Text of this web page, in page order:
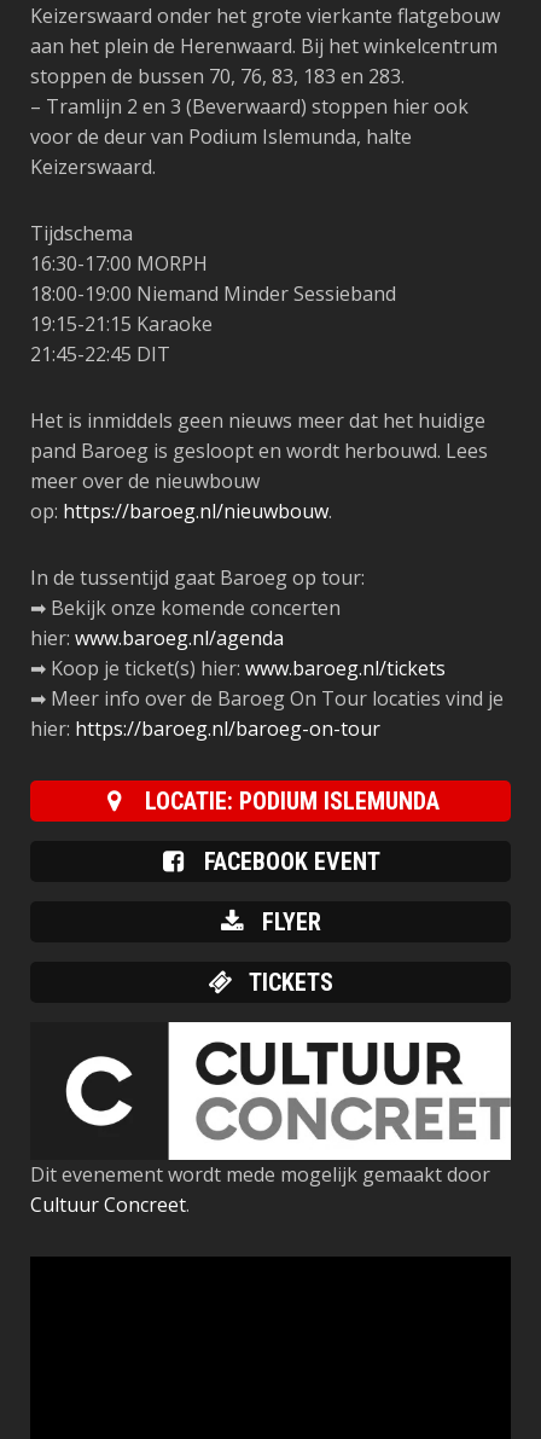
Keizerswaard onder het grote vierkante flatgebouw
aan het plein de Herenwaard. Bij het winkelcentrum
stoppen de bussen 70, 76, 83, 183 en 283.
– Tramlijn 2 en 3 (Beverwaard) stoppen hier ook
voor de deur van Podium Islemunda, halte
Keizerswaard.
Tijdschema
16:30-17:00 MORPH
18:00-19:00 Niemand Minder Sessieband
19:15-21:15 Karaoke
21:45-22:45 DIT
️Het is inmiddels geen nieuws meer dat het huidige
pand Baroeg is gesloopt en wordt herbouwd. Lees
meer over de nieuwbouw
op: https://baroeg.nl/nieuwbouw.
In de tussentijd gaat Baroeg op tour:
➡ Bekijk onze komende concerten
hier: www.baroeg.nl/agenda
➡ Koop je ticket(s) hier: www.baroeg.nl/tickets
➡ Meer info over de Baroeg On Tour locaties vind je
hier: https://baroeg.nl/baroeg-on-tour
LOCATIE: PODIUM ISLEMUNDA
FACEBOOK EVENT
FLYER
TICKETS
Dit evenement wordt mede mogelijk gemaakt door
Cultuur Concreet.